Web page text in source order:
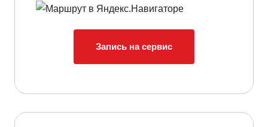
Запись на сервис